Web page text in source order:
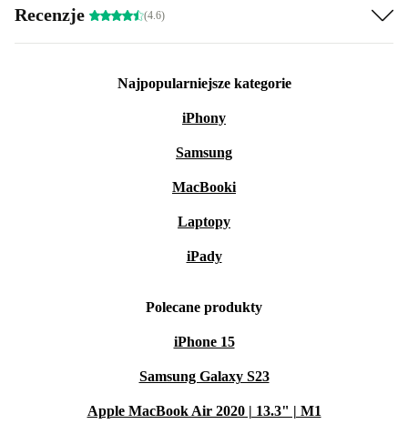
Recenzje (4.6)
Najpopularniejsze kategorie
iPhony
Samsung
MacBooki
Laptopy
iPady
Polecane produkty
iPhone 15
Samsung Galaxy S23
Apple MacBook Air 2020 | 13.3" | M1